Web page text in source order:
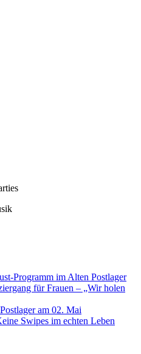
Programm im Alten Postlager
für Frauen – „Wir holen
am 02. Mai
Swipes im echten Leben